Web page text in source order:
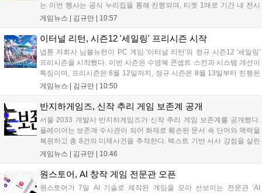
는 이번 행사는 공식 누리집을 통해 진행되며, 티켓 1매로 기간 내 전시
작을 제한 없이 체험할 수 있습니다. 일반 및 루키 부문 등 다양한 인디게
세계 누구나 참여 가능한 이번 행사는 역대 최대 규모로 열려 인디게임
생태계 확장에 기여할 전망입니다....
게임뉴스 | 김규만 10:57
이터널 리턴, 시즌12 '세일링' 프리시즌 시작
넵튠 자회사 님블뉴런이 PC 게임 '이터널 리턴'의 정규 시즌12 '세일링'
프리시즌을 시작했다. 이번 시즌은 수영복 콘셉트 스킨과 시스템 개선이
특징이며, 프리시즌은 8월 12일까지, 정규 시즌은 8월 13일부터 진행된
다. 실험체 관찰일지 추가와 후반부 전략 강화를 위한 다중 크로노 스피
대를 모으고 있다....
게임뉴스 | 김규만 10:50
반지하게임즈, 신작 추리 게임 보존계 공개
서울 2033 개발사 반지하게임즈가 신작 추리 게임 보존계를 공개했다.
플레이어는 보존계 수사관이 되어 화재로 훼손된 문서 속 단어와 맥락을
복원하고 총 8건의 미제사건을 추적한다. 텍스트 기반 서사 강점을 살린
이번 게임은 정보 조합과 사건 재구성이 핵심이며, 현재 스팀 상점 페이
개발에 박차를 가하고 있다....
게임뉴스 | 김규만 10:46
원스토어, AI 창작 게임 전문관 오픈
원스토어가 7일 AI 기술로 제작된 게임을 모아 선보이는 전문관 ‘AI